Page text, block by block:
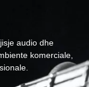
audio dhe
komerciale,